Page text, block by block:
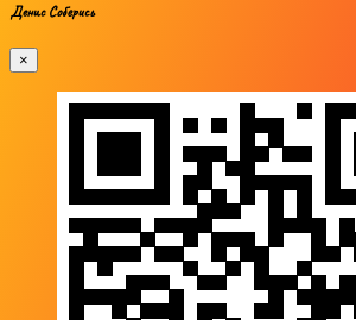
Денис Соберись
×